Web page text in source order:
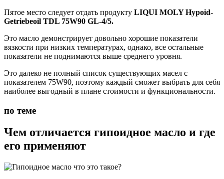
Пятое место следует отдать продукту LIQUI MOLY Hypoid-
Getriebeoil TDL 75W90 GL-4/5.
Это масло демонстрирует довольно хорошие показатели
вязкости при низких температурах, однако, все остальные
показатели не поднимаются выше среднего уровня.
Это далеко не полный список существующих масел с
показателем 75W90, поэтому каждый сможет выбрать для себя
наиболее выгодный в плане стоимости и функциональности.
по теме
Чем отличается гипоидное масло и где
его применяют